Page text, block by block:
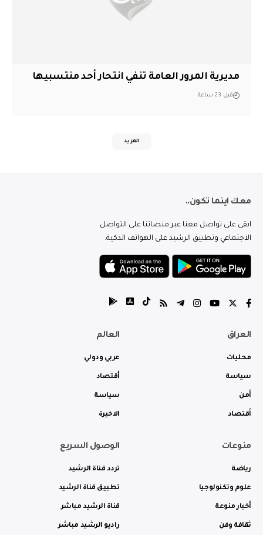
مديرية المرور العامة تنفي انتحار أحد منتسبيها
قبل 23 ساعة
المزيد
معك اينما تكون..
ابقى على تواصل معنا عبر منصاتنا على التواصل
الاجتماعي وتطبيق الرشيد على الهواتف الذكية.
العراق
محليات
سياسة
أمن
أقتصاد
العالم
عربي ودولي
أقتصاد
سياسة
الاخيرة
منوعات
رياضة
علوم وتكنولوجيا
أخبار منوعة
ثقافة وفن
الوصول السريع
تردد قناة الرشيد
تطبيق قناة الرشيد
قناة الرشيد مباشر
راديو الرشيد مباشر